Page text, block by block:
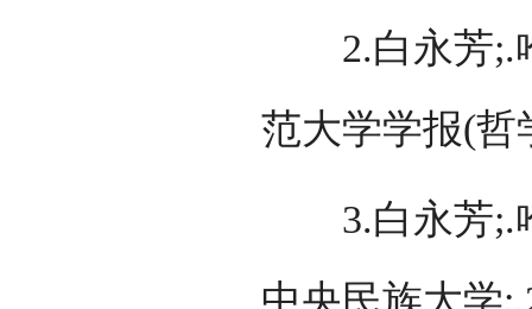
2.白永芳;.哈
范大学学报(哲
3.白永芳;.哈
中央民族大学